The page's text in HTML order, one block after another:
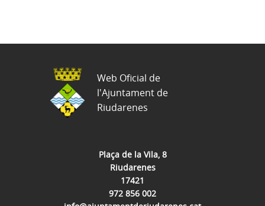
Plaça de la Vila, 8
Riudarenes
17421
972 856 002
Web Oficial de
l'Ajuntament de
Riudarenes